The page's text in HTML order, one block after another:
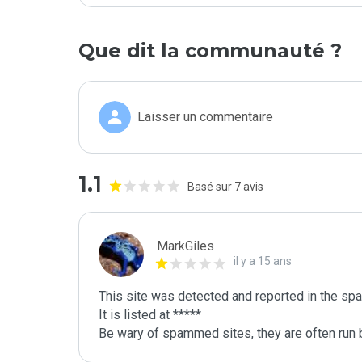
Que dit la communauté ?
Laisser un commentaire
1.1 Basé sur 7 avis
MarkGiles
il y a 15 ans
This site was detected and reported in the
It is listed at *****
Be wary of spammed sites, they are often